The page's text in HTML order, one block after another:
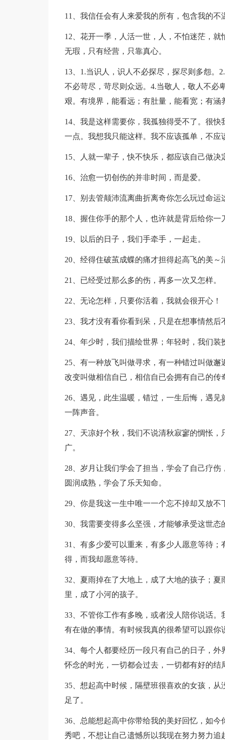
11、我信任会有人来爱我的所有，包含我的不
12、花开一季，人活一世，人，不怕迷茫，
无瑕，只有经营，只靠真心。
13、1.当识人，识人不必探尽，探尽则多怨。
不必苛尽，苛尽则众远。4.当敬人，敬人不必
艰。有境界，能看远；有肚量，能看宽；有涵
14、我是这样需要你，我孤独得受不了。很
一点。我想我只能这样。我不应该孤单，不应
15、人就一辈子，快不快乐，都应该自己做决
16、治愈一切创伤的并非时间，而是爱。
17、别去管颠沛流离曲折离奇你怎么玩过命运
18、握住你手的那个人，也许就是背后给你一
19、以后的日子，我们手牵手，一起走。
20、经得住破茧成蝶的痛才担得起高飞的美～
21、已经受过那么多的伤，再多一次又怎样。
22、无论怎样，只要你活着，我就会很开心！
23、我才没有看你看到呆，只是在想事情然后
24、年少时，我们描绘世界；年轻时，我们装
25、有一种放飞叫做寻求，有一种错过叫做
改变叫做相信自已，相信自已会拥有自己的传
26、遇见，此生温暖，错过，一生后悔，遇
一阵声音。
27、天凉好个秋，我们不说清秋寂寥的惆怅
广。
28、岁月让我们学会了担当，学会了自己疗
圆润成熟，学会了乐天知命。
29、你是我这一生中唯一一个忘不掉却又放不
30、我需要变得多么坚强，才能够承受这世态
31、有多少爱可以重来，有多少人愿意等待
得，而我却愿意等待。
32、夏雨掉在了大地上，成了大地的孩子；
里，成了小河的孩子。
33、不管你工作有多晚，或者没人陪你说话
有在做的事情。有时候我真的很希望可以跟你
34、每个人都要经历一段只有自己的日子，
怀念的时光，一切都会过去，一切都有好的结
35、想起高中时候，隔壁班很喜欢的女孩，
足了。
36、总能想起高中你带给我的美好回忆，如
秀吧，不想让自己遗憾所以我现在努力努力追